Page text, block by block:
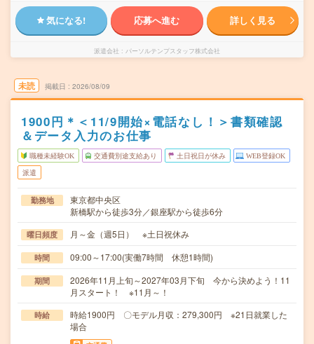
気になる! 応募へ進む 詳しく見る
派遣会社 パーソルテンプスタッフ株式会社
未読 掲載日 2026/08/09
1900円＊＜11/9開始×電話なし！＞書類確認
＆データ入力のお仕事
職種未経験OK 交通費別途支給あり 土日祝日が休み WEB登録OK
派遣
勤務地
東京都中央区
新橋駅から徒歩3分／銀座駅から徒歩6分
曜日頻度 月～金（週5日） ※土日祝休み
時間 09:00～17:00(実働7時間 休憩1時間)
期間
2026年11月上旬～2027年03月下旬 今から決めよう！11
月スタート！ ※11月～！
時給
時給1900円 〇モデル月収：279,300円 ※21日就業した
場合